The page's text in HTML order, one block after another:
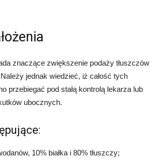
znaczące zwiększenie podaży tłuszczów
jednak wiedzieć, iż całość tych
przebiegać pod stałą kontrolą lekarza lub
ubocznych.
10% białka i 80% tłuszczy;